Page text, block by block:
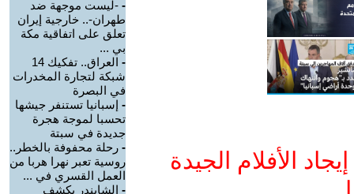
الأفلام الجيدة
- -ليست موجهة ضد
طهران-.. خارجية إيران
تعلق على اتفاقية مكة
بي ...
-
العراق.. تفكيك 14
شبكة لتجارة المخدرات
في البصرة
- إسبانيا تستنفر جيشها
تحسبا لموجة هجرة
جديدة في سبتة
- رحلة محفوفة بالخطر..
روسية تعبر نهرا هربا من
العمل القسري في ...
- الشابندر يكشف